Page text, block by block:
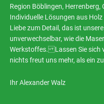
Region Böblingen, Herrenberg,
Individuelle Lösungen aus
Liebe zum Detail, das ist
unverwechselbar, wie die
Werkstoffes. Lassen Sie sich
nichts freut uns mehr, als ein
Ihr Alexander Walz